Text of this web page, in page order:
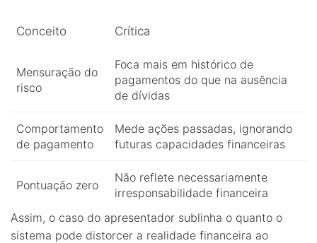
Conceito Crítica
Mensuração do
risco
Foca mais em histórico de
pagamentos do que na ausência
de dívidas
Comportamento
de pagamento
Mede ações passadas, ignorando
futuras capacidades financeiras
Pontuação zero
Não reflete necessariamente
irresponsabilidade financeira
Assim, o caso do apresentador sublinha o quanto o
sistema pode distorcer a realidade financeira ao